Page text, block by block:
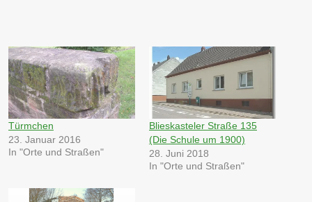
Türmchen
23. Januar 2016
In "Orte und Straßen"
Blieskasteler Straße 135
(Die Schule um 1900)
28. Juni 2018
In "Orte und Straßen"